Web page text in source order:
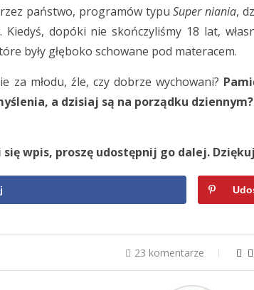
państwo, programów typuSuper niania,
Kiedyś, dopóki nie skończyliśmy 18 lat,
były głęboko schowane pod materacem.
za młodu, źle, czy dobrze wychowani?
a dzisiaj są na porządku dziennym?
się wpis, proszę udostępnij go dalej.
23 komentarze